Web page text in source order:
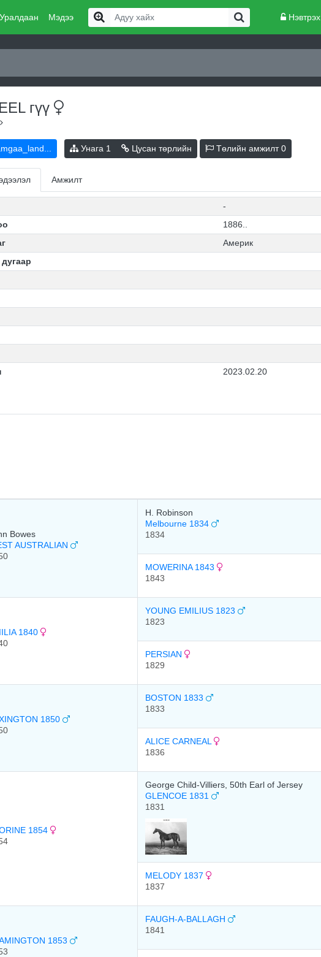
Уралдаан Мэдээ Нэвтрэх
гүү
Унага 1 Цусан төрлийн Төлийн амжилт0
Амжилт
-
1886..
Америк
2023.02.20
Bowes
AUSTRALIAN
H. Robinson
Melbourne 1834
1834
MOWERINA 1843
1843
1840
YOUNG EMILIUS 1823
1823
PERSIAN
1829
1850
BOSTON 1833
1833
ALICE CARNEAL
1836
1854
George Child-Villiers, 50th Earl of Jersey
GLENCOE 1831
1831
MELODY 1837
1837
1853
FAUGH-A-BALLAGH
1841